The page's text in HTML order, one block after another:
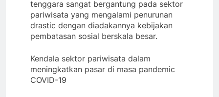
tenggara sangat bergantung pada sektor
pariwisata yang mengalami penurunan
drastic dengan diadakannya kebijakan
pembatasan sosial berskala besar.
Kendala sektor pariwisata dalam
meningkatkan pasar di masa pandemic
COVID-19